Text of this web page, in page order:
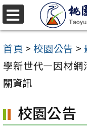
跳
至
主
要
內
區
首頁 > 校園公告 >
學新世代—因材網
關資訊
校園公告
選
單